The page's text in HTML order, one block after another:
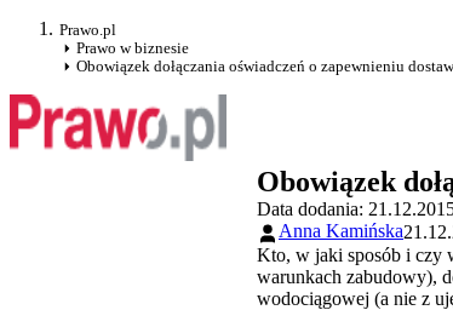
Prawo.pl
Prawo w biznesie
Obowiązek dołączania oświadczeń o zapewnieniu
Obowiązek
Data dodania:
Anna Kamińska
Kto, w jaki sposób i czy
warunkach zabudowy),
wodociągowej (a nie z